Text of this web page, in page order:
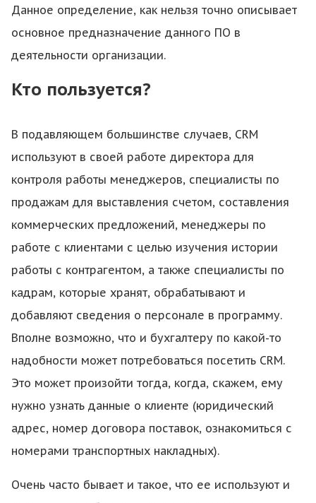
Данное определение, как нельзя точно описывает
основное предназначение данного ПО в
деятельности организации.
Кто пользуется?
В подавляющем большинстве случаев, CRM
используют в своей работе директора для
контроля работы менеджеров, специалисты по
продажам для выставления счетом, составления
коммерческих предложений, менеджеры по
работе с клиентами с целью изучения истории
работы с контрагентом, а также специалисты по
кадрам, которые хранят, обрабатывают и
добавляют сведения о персонале в программу.
Вполне возможно, что и бухгалтеру по какой-то
надобности может потребоваться посетить CRM.
Это может произойти тогда, когда, скажем, ему
нужно узнать данные о клиенте (юридический
адрес, номер договора поставок, ознакомиться с
номерами транспортных накладных).
Очень часто бывает и такое, что ее используют и